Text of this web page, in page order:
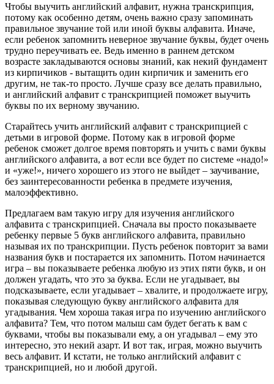
Чтобы выучить английский алфавит, нужна транскрипция,
потому как особенно детям, очень важно сразу запоминать
правильное звучание той или иной буквы алфавита. Иначе,
если ребенок запомнить неверное звучание буквы, будет очень
трудно переучивать ее. Ведь именно в раннем детском
возрасте закладываются основы знаний, как некий фундамент
из кирпичиков - вытащить один кирпичик и заменить его
другим, не так-то просто. Лучше сразу все делать правильно,
и английский алфавит с транскрипцией поможет выучить
буквы по их верному звучанию.
Старайтесь учить английский алфавит с транскрипцией с
детьми в игровой форме. Потому как в игровой форме
ребенок сможет долгое время повторять и учить с вами буквы
английского алфавита, а вот если все будет по системе «надо!»
и «уже!», ничего хорошего из этого не выйдет – заучивание,
без заинтересованности ребенка в предмете изучения,
малоэффективно.
Предлагаем вам такую игру для изучения английского
алфавита с транскрипцией. Сначала вы просто показываете
ребенку первые 5 букв английского алфавита, правильно
называя их по транскрипции. Пусть ребенок повторит за вами
названия букв и постарается их запомнить. Потом начинается
игра – вы показываете ребенка любую из этих пяти букв, и он
должен угадать, что это за буква. Если не угадывает, вы
подсказываете, если угадывает – хвалите, и продолжаете игру,
показывая следующую букву английского алфавита для
угадывания. Чем хороша такая игра по изучению английского
алфавита? Тем, что потом малыш сам будет бегать к вам с
буквами, чтобы вы показывали ему, а он угадывал – ему это
интересно, это некий азарт. И вот так, играя, можно выучить
весь алфавит. И кстати, не только английский алфавит с
транскрипцией, но и любой другой.